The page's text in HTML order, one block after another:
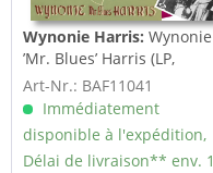
Wynonie Harris: Wynonie
’Mr. Blues’ Harris (LP,
10inch, Ltd.)
Art-Nr.: BAF11041
Immédiatement
disponible à l'expédition,
Délai de livraison** env. 1